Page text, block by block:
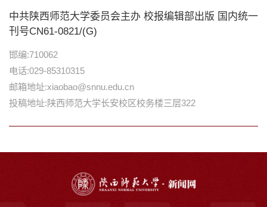
中共陕西师范大学委员会主办 校报编辑部出版 国内统一
刊号CN61-0821/(G)
邯编:710062
电话:029-85310315
邮箱地址:xiaobao@snnu.edu.cn
投稿地址:陕西师范大学长安校区校务楼三层322